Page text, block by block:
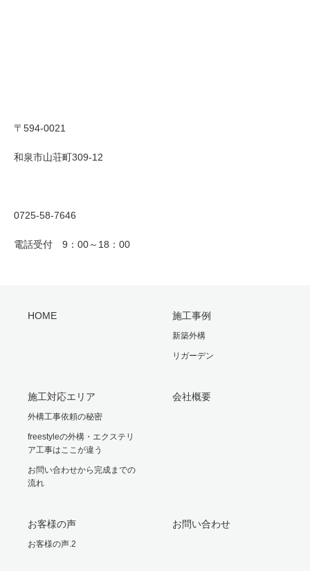
〒594-0021
和泉市山荘町309-12
0725-58-7646
電話受付 9：00～18：00
HOME 施工事例
新築外構
リガーデン
施工対応エリア
外構工事依頼の秘密
freestyleの外構・エクステリ
ア工事はここが違う
お問い合わせから完成までの
流れ
会社概要
お客様の声
お客様の声.2
お問い合わせ